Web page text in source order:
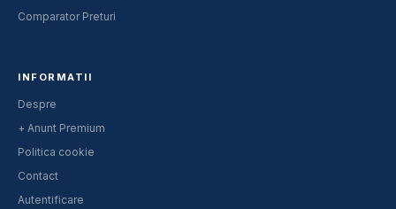
Comparator Preturi
INFORMATII
Despre
+ Anunt Premium
Politica cookie
Contact
Autentificare